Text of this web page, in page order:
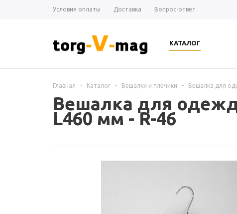
Условия оплаты Доставка Вопрос-ответ
КАТАЛОГ
Главная - Каталог - Вешалки и плечики - Вешалка для
Вешалка для
L460 мм - R-46